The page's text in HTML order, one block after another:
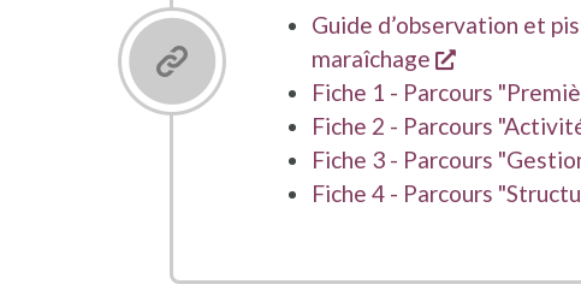
Guide d’observation et
maraîchage
opent een
Fiche 1 - Parcours
Fiche 2 - Parcours
Fiche 3 - Parcours
Fiche 4 - Parcours